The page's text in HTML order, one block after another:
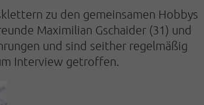
zu den gemeinsamen Hobbys
Maximilian Gschaider (31) und
und sind seither regelmäßig
Interview getroffen.